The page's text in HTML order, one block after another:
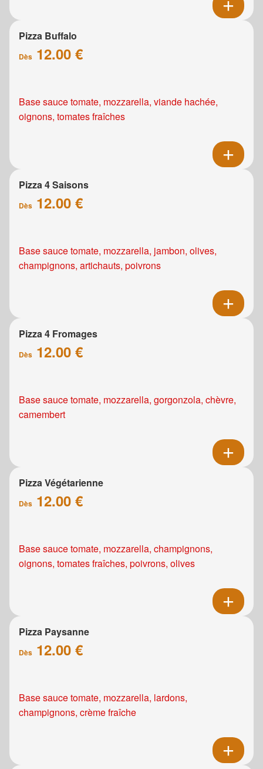
Pizza Buffalo
Dès 12.00 €
Base sauce tomate, mozzarella, viande hachée,
oignons, tomates fraîches
Pizza 4 Saisons
Dès 12.00 €
Base sauce tomate, mozzarella, jambon, olives,
champignons, artichauts, poivrons
Pizza 4 Fromages
Dès 12.00 €
Base sauce tomate, mozzarella, gorgonzola, chèvre,
camembert
Pizza Végétarienne
Dès 12.00 €
Base sauce tomate, mozzarella, champignons,
oignons, tomates fraîches, poivrons, olives
Pizza Paysanne
Dès 12.00 €
Base sauce tomate, mozzarella, lardons,
champignons, crème fraîche